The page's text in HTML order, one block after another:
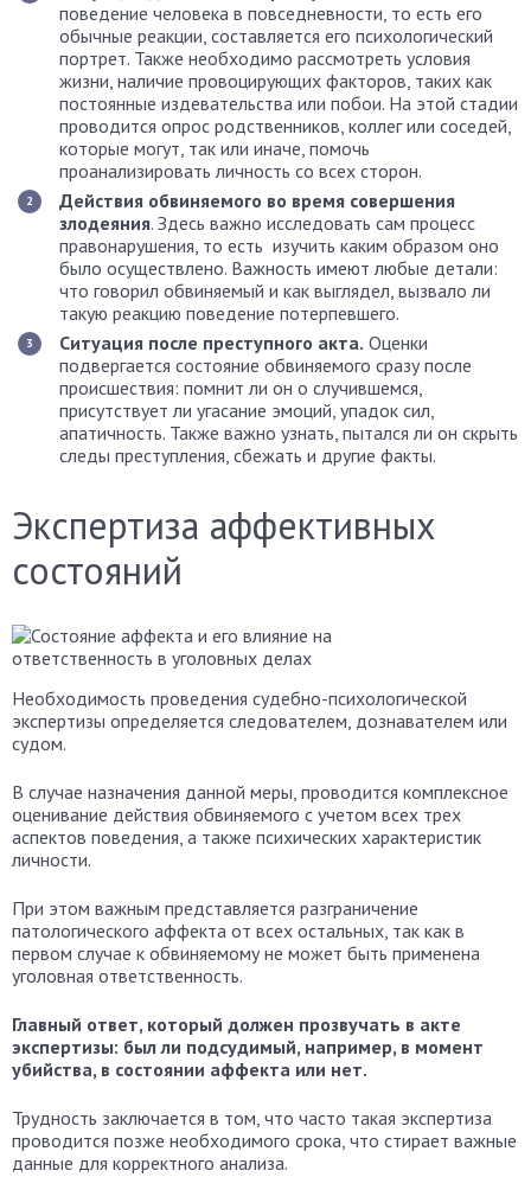
поведение человека в повседневности, то есть его
обычные реакции, составляется его психологический
портрет. Также необходимо рассмотреть условия
жизни, наличие провоцирующих факторов, таких как
постоянные издевательства или побои. На этой стадии
проводится опрос родственников, коллег или соседей,
которые могут, так или иначе, помочь
проанализировать личность со всех сторон.
Действия обвиняемого во время совершения
злодеяния. Здесь важно исследовать сам процесс
правонарушения, то есть изучить каким образом оно
было осуществлено. Важность имеют любые детали:
что говорил обвиняемый и как выглядел, вызвало ли
такую реакцию поведение потерпевшего.
Ситуация после преступного акта. Оценки
подвергается состояние обвиняемого сразу после
происшествия: помнит ли он о случившемся,
присутствует ли угасание эмоций, упадок сил,
апатичность. Также важно узнать, пытался ли он скрыть
следы преступления, сбежать и другие факты.
Экспертиза аффективных
состояний
Необходимость проведения судебно-психологической
экспертизы определяется следователем, дознавателем или
судом.
В случае назначения данной меры, проводится комплексное
оценивание действия обвиняемого с учетом всех трех
аспектов поведения, а также психических характеристик
личности.
При этом важным представляется разграничение
патологического аффекта от всех остальных, так как в
первом случае к обвиняемому не может быть применена
уголовная ответственность.
Главный ответ, который должен прозвучать в акте
экспертизы: был ли подсудимый, например, в момент
убийства, в состоянии аффекта или нет.
Трудность заключается в том, что часто такая экспертиза
проводится позже необходимого срока, что стирает важные
данные для корректного анализа.